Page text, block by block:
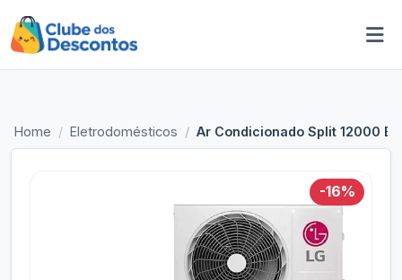
Home Eletrodomésticos Ar Condicionado Split 12000
-16%